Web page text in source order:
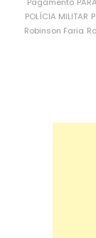
POLÍCIA MILITAR
Robinson Faria